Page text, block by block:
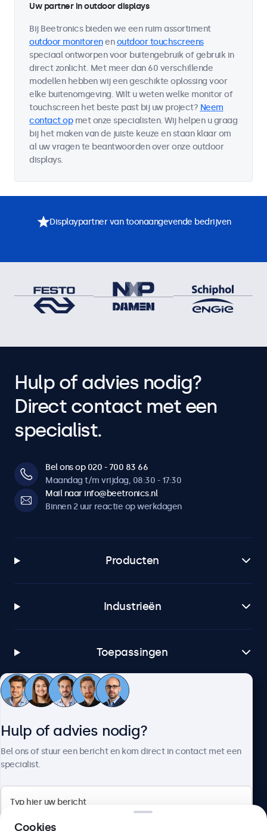
Uw partner in outdoor displays
Bij Beetronics bieden we een ruim assortiment
outdoor monitorenenoutdoor touchscreens
speciaal ontworpen voor buitengebruik of gebruik in
direct zonlicht. Met meer dan 60 verschillende
modellen hebben wij een geschikte oplossing voor
elke buitenomgeving. Wilt u weten welke monitor of
touchscreen het beste past bij uw project? Neem
contact opmet onze specialisten. Wij helpen u graag
bij het maken van de juiste keuze en staan klaar om
al uw vragen te beantwoorden over onze outdoor
displays.
Displaypartner van toonaangevende bedrijven
Hulp of advies nodig?
Direct contact met een
specialist.
Bel ons op 020 - 700 83 66
Maandag t/m vrijdag, 08:30 - 17:30
Mail naar info@beetronics.nl
Binnen 2 uur reactie op werkdagen
Producten
Industrieën
Toepassingen
Klantenservice
Hulp of advies nodig?
Bel ons of stuur een bericht en kom direct in contact met een
specialist.
Cookies